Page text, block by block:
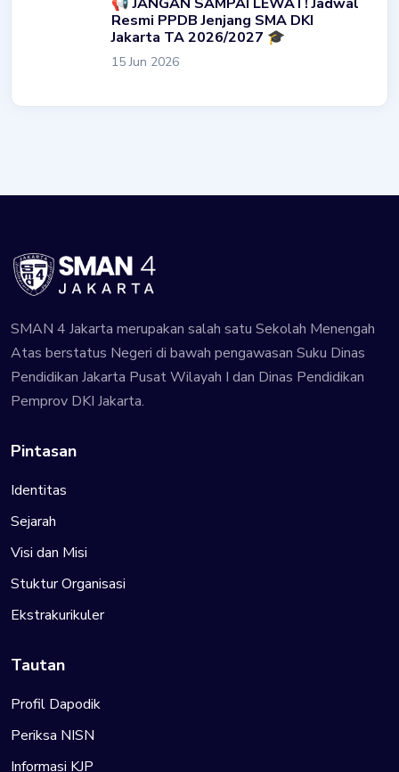
Resmi PPDB Jenjang SMA DKI
Jakarta TA 2026/2027 🎓
15 Jun 2026
SMAN 4 Jakarta merupakan salah satu Sekolah Menengah
Atas berstatus Negeri di bawah pengawasan Suku Dinas
Pendidikan Jakarta Pusat Wilayah I dan Dinas Pendidikan
Pemprov DKI Jakarta.
Pintasan
Identitas
Sejarah
Visi dan Misi
Stuktur Organisasi
Ekstrakurikuler
Tautan
Profil Dapodik
Periksa NISN
Informasi KJP